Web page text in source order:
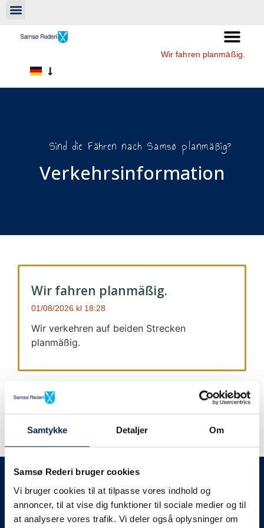
Samtykke Detaljer Om
Samsø Rederi bruger cookies
Vi bruger cookies til at tilpasse vores indhold og
annoncer, til at vise dig funktioner til sociale medier og til
at analysere vores trafik. Vi deler også oplysninger om
Wir fahren planmäßig.
Sind die Fähren nach Samsø planmäßig?
Verkehrsinformation​
Wir fahren planmäßig.
01/08/2026 18:28
Wir verkehren auf beiden Strecken
planmäßig.
Wir geben immer Bescheid
Wir werden Sie